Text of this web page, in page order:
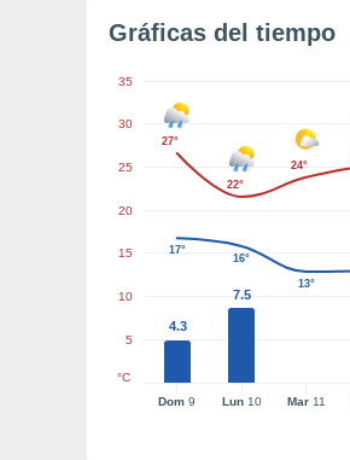
Gráficas del tiempo
Dom 9 Lun10 Mar11
5
10
15
20
25
30
35
°C
4.3
7.5
27°
22°
24°
17°
16°
13°